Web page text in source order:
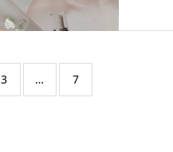
3 … 7